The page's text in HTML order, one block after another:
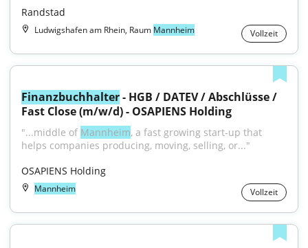
Randstad
Ludwigshafen am Rhein, Raum Mannheim Vollzeit
Finanzbuchhalter - HGB / DATEV / Abschlüsse /
Fast Close (m/w/d) - OSAPIENS Holding
"...middle of Mannheim, a fast growing start-up that
helps companies producing, moving, selling, or..."
OSAPIENS Holding
Mannheim Vollzeit